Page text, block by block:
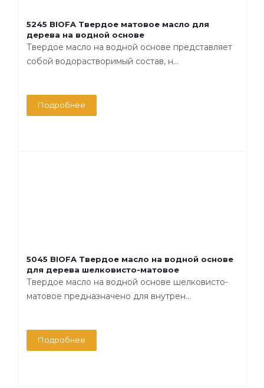
5245 BIOFA Твердое матовое масло для
дерева на водной основе
Твердое масло на водной основе представляет
собой водорастворимый состав, н...
Подробнее
5045 BIOFA Твердое масло на водной основе
для дерева шелковисто-матовое
Твердое масло на водной основе шелковисто-
матовое предназначено для внутрен...
Подробнее